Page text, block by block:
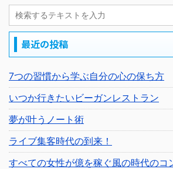
最近の投稿
7つの習慣から学ぶ自分の心の保ち方
いつか行きたいビーガンレストラン
夢が叶うノート術
ライブ集客時代の到来！
すべての女性が億を稼ぐ風の時代のコ